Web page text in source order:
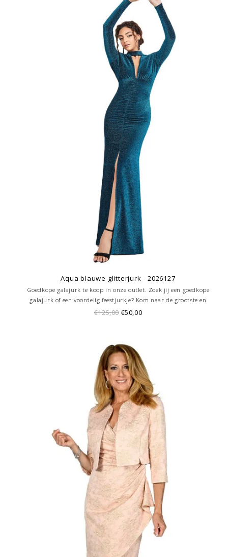
Aqua blauwe glitterjurk - 2026127
Goedkope galajurk te koop in onze outlet. Zoek jij een goedkope
galajurk of een voordelig feestjurkje? Kom naar de grootste en
goedkoopste galajurken outlet in de regio Amersfoort. Altijd voordelig!
€125,00 €50,00